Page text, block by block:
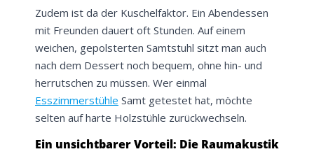
Zudem ist da der Kuschelfaktor. Ein Abendessen
mit Freunden dauert oft Stunden. Auf einem
weichen, gepolsterten Samtstuhl sitzt man auch
nach dem Dessert noch bequem, ohne hin- und
herrutschen zu müssen. Wer einmal
Esszimmerstühle Samt getestet hat, möchte
selten auf harte Holzstühle zurückwechseln.
Ein unsichtbarer Vorteil: Die Raumakustik